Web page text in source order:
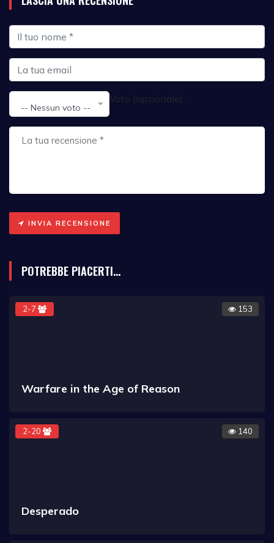
Voto (opzionale):
-- Nessun voto --
INVIA RECENSIONE
POTREBBE PIACERTI...
2-7 153
Warfare in the Age of Reason
2-20 140
Desperado